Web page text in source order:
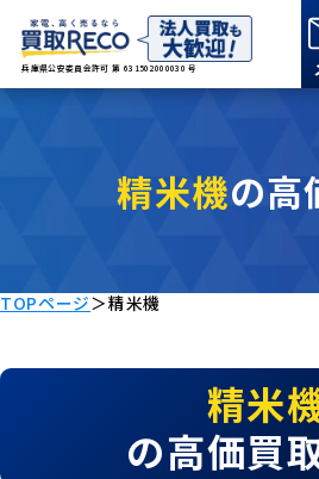
兵庫県公安委員会許可 第 631502000030 号
精米機の高
TOPページ＞精米機
精米
の高価買